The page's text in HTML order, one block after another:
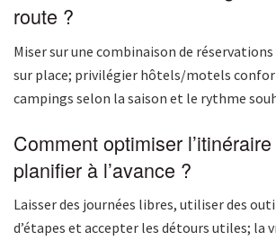
route ?
Miser sur une combinaison de
sur place; privilégier hôtels/motels
campings selon la saison et le rythme
Comment optimiser
planifier à l’avance ?
Laisser des journées libres, utiliser des
d’étapes et accepter les détours utiles; la